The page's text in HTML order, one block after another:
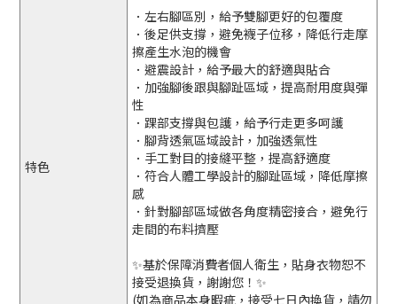
特色
．左右腳區別，給予雙腳更好的包覆度
．後足供支撐，避免襪子位移，降低行走摩
擦產生水泡的機會
．避震設計，給予最大的舒適與貼合
．加強腳後跟與腳趾區域，提高耐用度與彈
性
．踝部支撐與包護，給予行走更多呵護
．腳背透氣區域設計，加強透氣性
．手工對目的接縫平整，提高舒適度
．符合人體工學設計的腳趾區域，降低摩擦
感
．針對腳部區域做各角度精密接合，避免行
走間的布料擠壓
✨基於保障消費者個人衛生，貼身衣物恕不
接受退換貨，謝謝您！✨
(如為商品本身暇疵，接受七日內換貨，請勿